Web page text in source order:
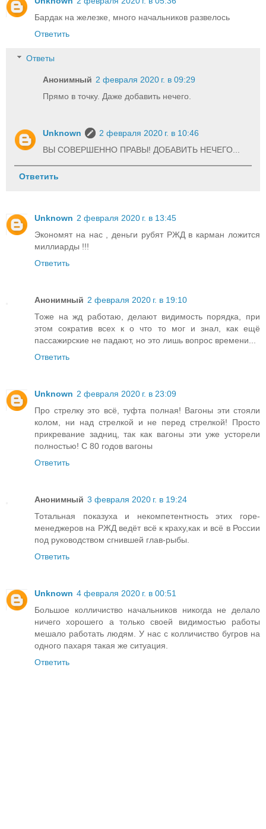
Бардак на железке, много начальников развелось
Ответить
Ответы
Анонимный 2 февраля 2020 г. в 09:29
Прямо в точку. Даже добавить нечего.
Unknown
2 февраля 2020 г. в 10:46
ВЫ СОВЕРШЕННО ПРАВЫ! ДОБАВИТЬ НЕЧЕГО...
Ответить
Unknown 2 февраля 2020 г. в 13:45
Экономят на нас , деньги рубят РЖД в карман ложится
миллиарды !!!
Ответить
Анонимный 2 февраля 2020 г. в 19:10
Тоже на жд работаю, делают видимость порядка, при
этом сократив всех к о что то мог и знал, как ещё
пассажирские не падают, но это лишь вопрос времени...
Ответить
Unknown 2 февраля 2020 г. в 23:09
Про стрелку это всё, туфта полная! Вагоны эти стояли
колом, ни над стрелкой и не перед стрелкой! Просто
прикревание задниц, так как вагоны эти уже усторели
полностью! С 80 годов вагоны
Ответить
Анонимный 3 февраля 2020 г. в 19:24
Тотальная показуха и некомпетентность этих горе-
менеджеров на РЖД ведёт всё к краху,как и всё в России
под руководством сгнившей глав-рыбы.
Ответить
Unknown 4 февраля 2020 г. в 00:51
Большое колличиство начальников никогда не делало
ничего хорошего а только своей видимостью работы
мешало работать людям. У нас с колличиство бугров на
одного пахаря такая же ситуация.
Ответить